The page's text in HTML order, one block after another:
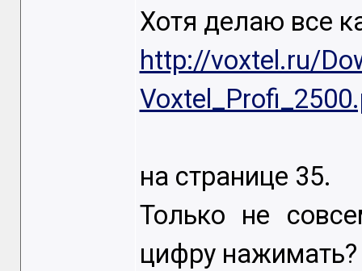
Хотя делаю все
http://voxtel.ru/
на странице 35.
Только не
цифру нажимать?